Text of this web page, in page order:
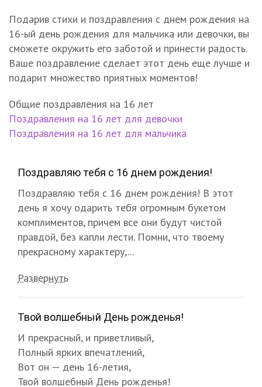
Подарив стихи и поздравления с днем рождения на
16-ый день рождения для мальчика или девочки, вы
сможете окружить его заботой и принести радость.
Ваше поздравление сделает этот день еще лучше и
подарит множество приятных моментов!
Общие поздравления на 16 лет
Поздравления на 16 лет для девочки
Поздравления на 16 лет для мальчика
Поздравляю тебя с 16 днем рождения!
Поздравляю тебя с 16 днем рождения! В этот
день я хочу одарить тебя огромным букетом
комплиментов, причем все они будут чистой
правдой, без капли лести. Помни, что твоему
прекрасному характеру,...
Развернуть
Твой волшебный День рожденья!
И прекрасный, и приветливый,
Полный ярких впечатлений,
Вот он — день 16-летия,
Твой волшебный День рожденья!